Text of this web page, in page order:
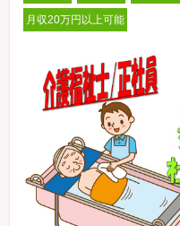
月収20万円以上可能